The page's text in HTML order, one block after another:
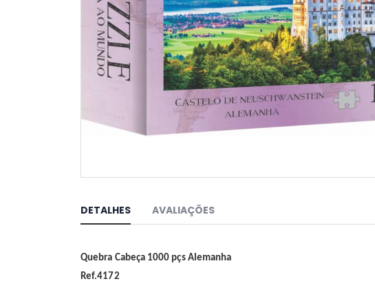
o
início
de
imagens
DETALHES
Quebra Cabeça 1000 pçs Alemanha
Ref.4172
AVALIAÇÕES